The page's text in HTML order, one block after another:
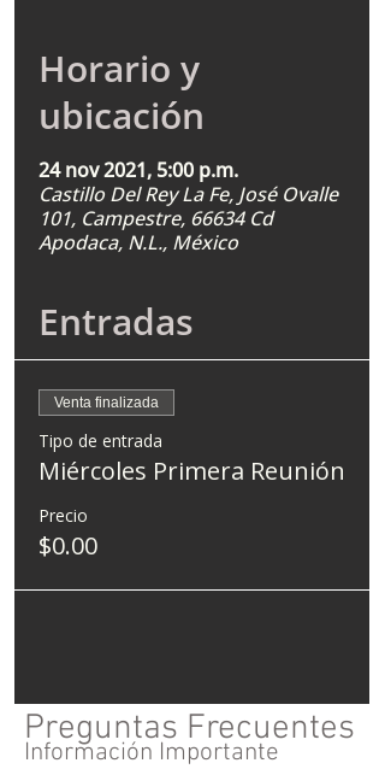
Horario y
ubicación
24 nov 2021, 5:00 p.m.
Castillo Del Rey La Fe, José Ovalle
101, Campestre, 66634 Cd
Apodaca, N.L., México
Entradas
Venta finalizada
Tipo de entrada
Miércoles Primera Reunión
Precio
$0.00
Preguntas Frecuentes
Información Importante